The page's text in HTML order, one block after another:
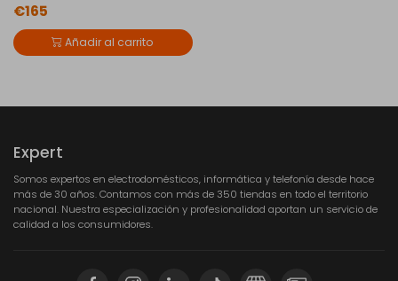
€165
Añadir al carrito
Expert
Somos expertos en electrodomésticos, informática y telefonía desde hace
más de 30 años. Contamos con más de 350 tiendas en todo el territorio
nacional. Nuestra especialización y profesionalidad aportan un servicio de
calidad a los consumidores.